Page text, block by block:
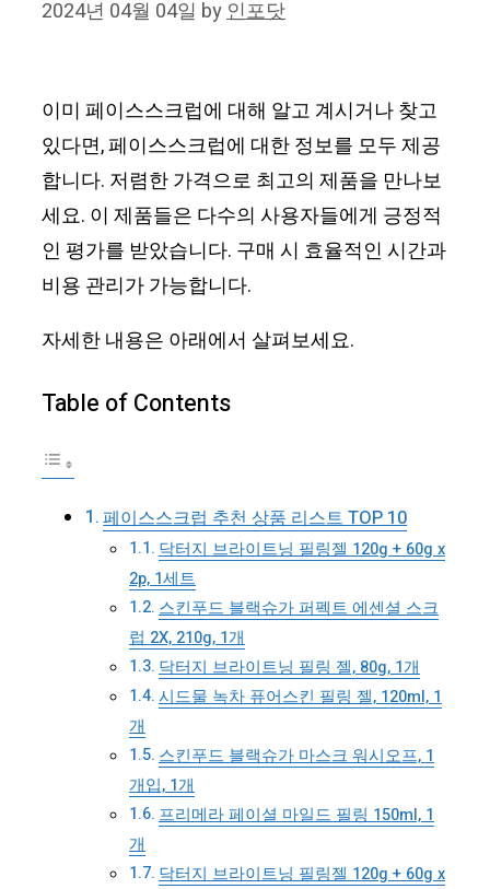
2024년 04월 04일 by인포닷
이미 페이스스크럽에 대해 알고 계시거나 찾고
있다면, 페이스스크럽에 대한 정보를 모두 제공
합니다. 저렴한 가격으로 최고의 제품을 만나보
세요. 이 제품들은 다수의 사용자들에게 긍정적
인 평가를 받았습니다. 구매 시 효율적인 시간과
비용 관리가 가능합니다.
자세한 내용은 아래에서 살펴보세요.
Table of Contents
페이스스크럽 추천 상품 리스트 TOP 10
닥터지 브라이트닝 필링젤 120g + 60g x
2p, 1세트
스킨푸드 블랙슈가 퍼펙트 에센셜 스크
럽 2X, 210g, 1개
닥터지 브라이트닝 필링 젤, 80g, 1개
시드물 녹차 퓨어스킨 필링 젤, 120ml, 1
개
스킨푸드 블랙슈가 마스크 워시오프, 1
개입, 1개
프리메라 페이셜 마일드 필링 150ml, 1
개
닥터지 브라이트닝 필링젤 120g + 60g x